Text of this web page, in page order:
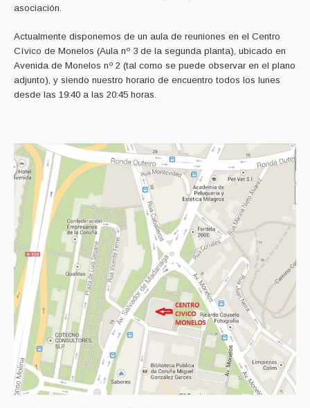
asociación.
Actualmente disponemos de un aula de reuniones en el Centro
Cívico de Monelos (Aula nº 3 de la segunda planta), ubicado en
Avenida de Monelos nº 2 (tal como se puede observar en el plano
adjunto), y siendo nuestro horario de encuentro todos los lunes
desde las 19:40 a las 20:45 horas.